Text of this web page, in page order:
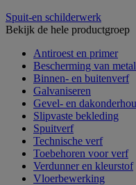
Spuit-en schilderwerk
Bekijk de hele productgroep
Antiroest en primer
Bescherming van
Binnen- en buitenverf
Galvaniseren
Gevel- en
Slipvaste bekleding
Spuitverf
Technische verf
Toebehoren voor verf
Verdunner en kleurstof
Vloerbewerking